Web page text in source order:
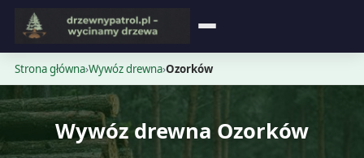
Strona główna
Opinie
Strona główna›Wywóz drewna›Ozorków
Wywóz drewna Ozorków